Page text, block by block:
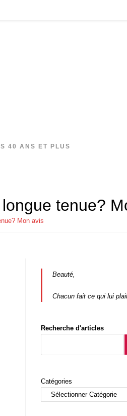
40 ANS ET PLUS
tenue?
Mon avis
Beauté,
Chacun fait ce qui lui
Recherche d'articles
Catégories